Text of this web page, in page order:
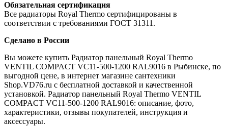
Обязательная сертификация
Все радиаторы Royal Thermo сертифицированы в
соответствии с требованиями ГОСТ 31311.
Сделано в России
Вы можете купить Радиатор панельный Royal Thermo
VENTIL COMPACT VC11-500-1200 RAL9016 в Рыбинске, по
выгодной цене, в интернет магазине сантехники
Shop.VD76.ru с бесплатной доставкой и качественной
установкой. Радиатор панельный Royal Thermo VENTIL
COMPACT VC11-500-1200 RAL9016: описание, фото,
характеристики, отзывы покупателей, инструкция и
аксессуары.